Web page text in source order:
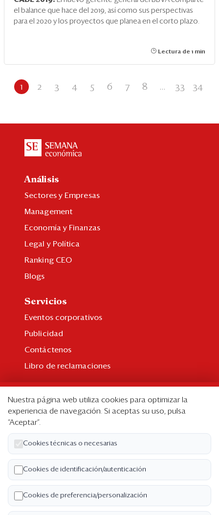
el balance que hace del 2019, así como sus perspectivas
para el 2020 y los proyectos que planea en el corto plazo.
Lectura de 1 min
1 2 3 4 5 6 7 8 ... 33 34
Análisis
Sectores y Empresas
Management
Economía y Finanzas
Legal y Política
Ranking CEO
Blogs
Servicios
Eventos corporativos
Publicidad
Contáctenos
Libro de reclamaciones
Suscripción individual
Paquetes corporativos
Edición Impresa
Nosotros
Quiénes somos
Código de ética
Términos y Condiciones
Nuestra página web utiliza cookies para optimizar la
experiencia de navegación. Si aceptas su uso, pulsa
“Aceptar”.
Cookies técnicas o necesarias
Cookies de identificación/autenticación
Cookies de preferencia/personalización